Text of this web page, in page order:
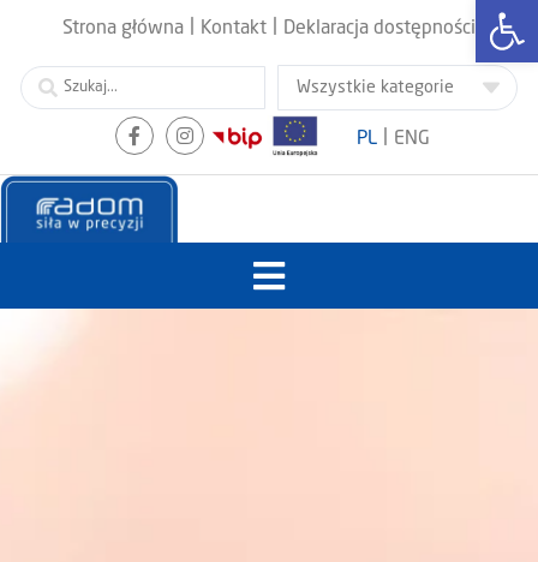
Strona główna Kontakt Deklaracja dostępności
PL ENG